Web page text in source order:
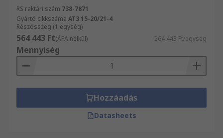
RS raktári szám 738-7871
Gyártó cikkszáma AT3 15-20/21-4
Részösszeg (1 egység)
564 443 Ft(ÁFA nélkül) 564 443 Ft/egység
Mennyiség
Hozzáadás
Datasheets